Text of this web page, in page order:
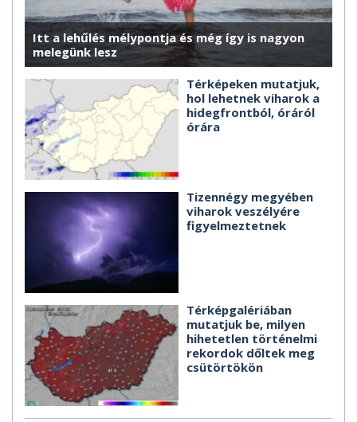
Itt a lehűlés mélypontja és még így is nagyon
melegünk lesz
Térképeken mutatjuk,
hol lehetnek viharok a
hidegfrontból, óráról
órára
Tizennégy megyében
viharok veszélyére
figyelmeztetnek
Térképgalériában
mutatjuk be, milyen
hihetetlen történelmi
rekordok dőltek meg
csütörtökön